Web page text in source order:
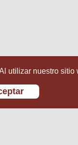
utilizar nuestro